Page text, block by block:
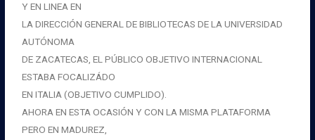
Y EN LINEA EN
LA DIRECCIÓN GENERAL DE BIBLIOTECAS DE LA UNIVERSIDAD
AUTÓNOMA
DE ZACATECAS, EL PÚBLICO OBJETIVO INTERNACIONAL
ESTABA FOCALIZÁDO
EN ITALIA (OBJETIVO CUMPLIDO).
AHORA EN ESTA OCASIÓN Y CON LA MISMA PLATAFORMA
PERO EN MADUREZ,